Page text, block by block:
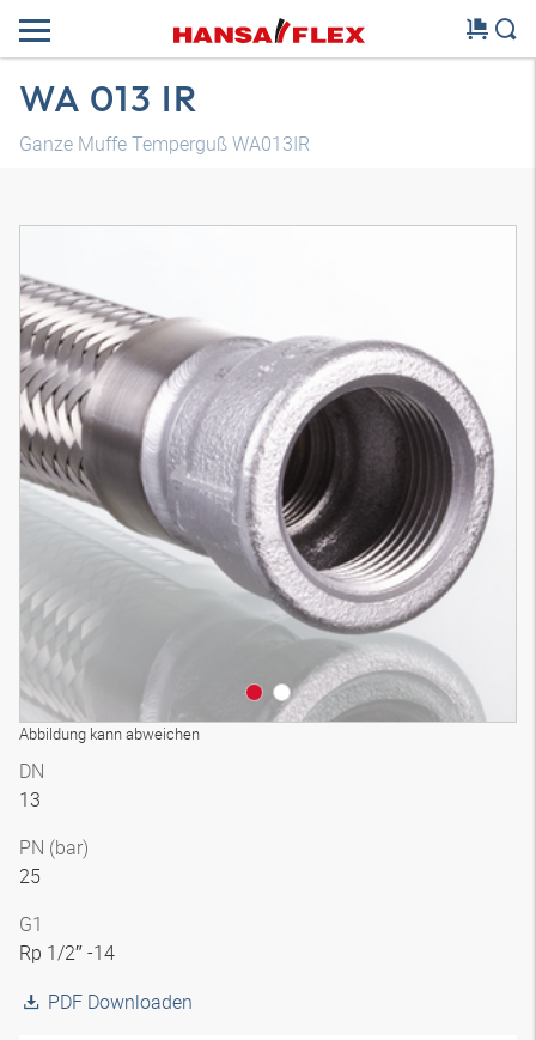
WA 013 IR
Ganze Muffe Temperguß WA013IR
Abbildung kann abweichen
DN
13
PN (bar)
25
G1
Rp 1/2″ -14
PDF Downloaden